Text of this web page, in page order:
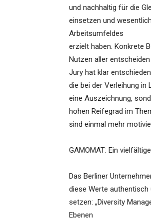
und nachhaltig für die
einsetzen und
Arbeitsumfeldes
erzielt haben. Konkrete
Nutzen aller
Jury hat klar
die bei der Verleihung
eine Auszeichnung,
hohen Reifegrad im
sind einmal mehr
GAMOMAT: Ein
Das Berliner
diese Werte
setzen: „Diversity
Ebenen